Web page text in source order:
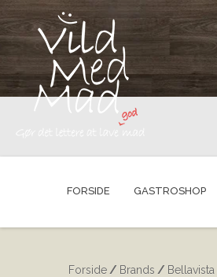
FORSIDE GASTROSHOP
Forside / Brands / Bellavista